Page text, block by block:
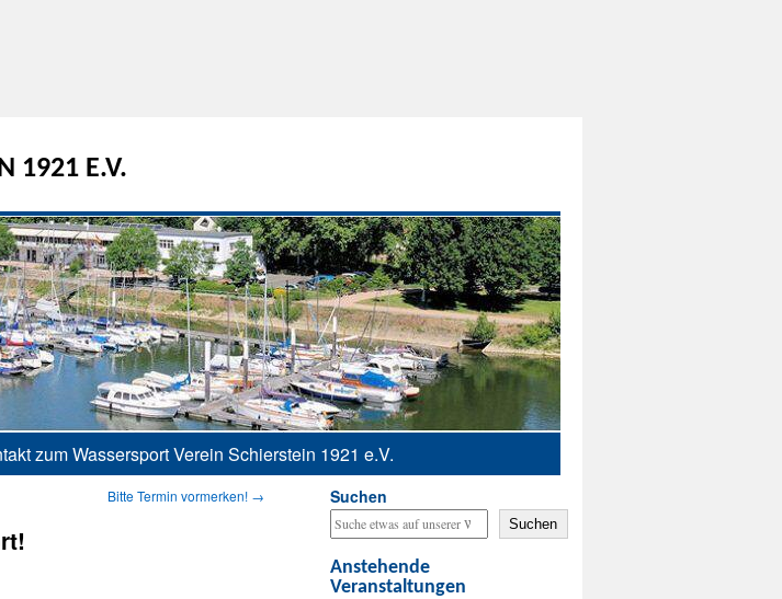
1921 E.V.
zum Wassersport Verein Schierstein 1921 e.V.
Bitte Termin vormerken! → Suchen
Suchen
Anstehende
Veranstaltungen